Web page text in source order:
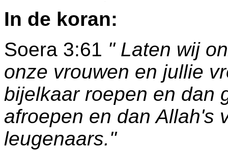
In de koran:
Soera 3:61 " Laten wij
onze vrouwen en jullie
bijelkaar roepen en dan
afroepen en dan Allah's
leugenaars."